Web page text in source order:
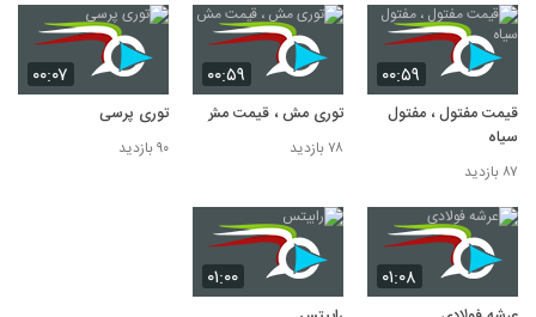
۰۰:۵۹
قیمت مفتول ، مفتول
سیاه
۸۷ بازدید
۰۰:۵۹
توری مش ، قیمت مش
۷۸ بازدید
۰۰:۰۷
توری پرسی
۹۰ بازدید
۰۱:۰۸ ۰۱:۰۰